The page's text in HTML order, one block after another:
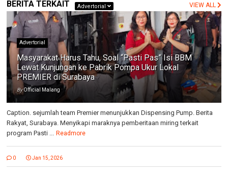
BERITA TERKAIT Advertorial VIEW ALL
Advertorial
Masyarakat Harus Tahu, Soal “Pasti Pas” Isi BBM
Lewat Kunjungan ke Pabrik Pompa Ukur Lokal
PREMIER di Surabaya
ByOfficial Malang
Caption. sejumlah team Premier menunjukkan Dispensing Pump. Berita
Rakyat, Surabaya. Menyikapi maraknya pemberitaan miring terkait
program Pasti ...
Readmore
0 Jan 15, 2026